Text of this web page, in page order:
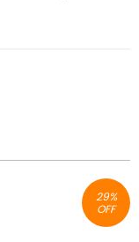
29%
OFF